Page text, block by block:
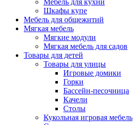
Шкафы купе
Мебель для общежитий
Мягкая мебель
Мягкие модули
Мягкая мебель для садов
Товары для детей
Товары для улицы
Игровые домики
Горки
Бассейн-песочница
Качели
Столы
Кукольная игровая мебель